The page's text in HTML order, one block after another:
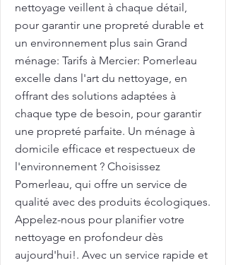
nettoyage veillent à chaque détail,
pour garantir une propreté durable et
un environnement plus sain Grand
ménage: Tarifs à Mercier: Pomerleau
excelle dans l'art du nettoyage, en
offrant des solutions adaptées à
chaque type de besoin, pour garantir
une propreté parfaite. Un ménage à
domicile efficace et respectueux de
l'environnement ? Choisissez
Pomerleau, qui offre un service de
qualité avec des produits écologiques.
Appelez-nous pour planifier votre
nettoyage en profondeur dès
aujourd'hui!. Avec un service rapide et